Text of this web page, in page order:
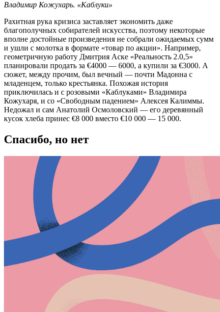
Владимир Кожухарь. «Каблуки»
Рахитная рука кризиса заставляет экономить даже
благополучных собирателей искусства, поэтому некоторые
вполне достойные произведения не собрали ожидаемых сумм
и ушли с молотка в формате «товар по акции». Например,
геометричную работу Дмитрия Аске «Реальность 2.0,5»
планировали продать за €4000 — 6000, а купили за €3000. А
сюжет, между прочим, был вечный — почти Мадонна с
младенцем, только крестьянка. Похожая история
приключилась и с розовыми «Каблуками» Владимира
Кожухаря, и со «Свободным падением» Алексея Калиммы.
Недожал и сам Анатолий Осмоловский — его деревянный
кусок хлеба принес €8 000 вместо €10 000 — 15 000.
Спасибо, но нет